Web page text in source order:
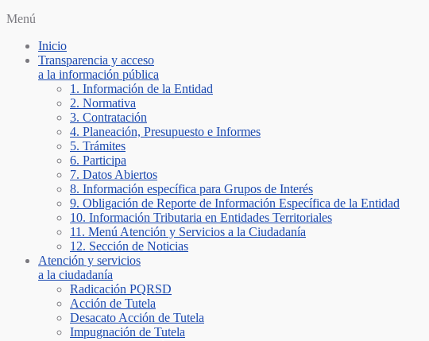
Menú
Inicio
Transparencia y acceso
a la información pública
1. Información de la Entidad
2. Normativa
3. Contratación
4. Planeación, Presupuesto e Informes
5. Trámites
6. Participa
7. Datos Abiertos
8. Información específica para Grupos de Interés
9. Obligación de Reporte de Información Específica de la Entidad
10. Información Tributaria en Entidades Territoriales
11. Menú Atención y Servicios a la Ciudadanía
12. Sección de Noticias
Atención y servicios
a la ciudadanía
Radicación PQRSD
Acción de Tutela
Desacato Acción de Tutela
Impugnación de Tutela